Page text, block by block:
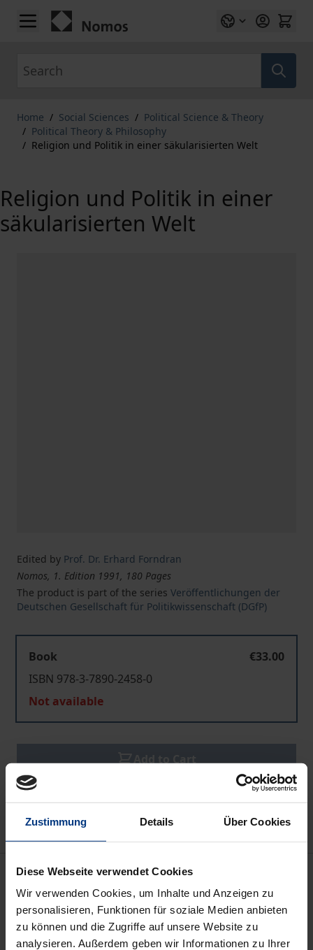
Zustimmung Details Über Cookies
Diese Webseite verwendet Cookies
Wir verwenden Cookies, um Inhalte und Anzeigen zu
personalisieren, Funktionen für soziale Medien anbieten
zu können und die Zugriffe auf unsere Website zu
analysieren. Außerdem geben wir Informationen zu Ihrer
Skip to Content
Home / Social Sciences / Political Science & Theory
/ Political Theory & Philosophy
/ Religion und Politik in einer säkularisierten Welt
Religion und Politik in einer
säkularisierten Welt
Edited by Prof. Dr. Erhard Forndran
Nomos, 1. Edition 1991, 180 Pages
The product is part of the series Veröffentlichungen der
Deutschen Gesellschaft für Politikwissenschaft (DGfP)
Book
€33.00
ISBN 978-3-7890-2458-0
Not available
Add to Cart
Add to Wish List
Delivery cost notice
Bibliographical data
Edition
1